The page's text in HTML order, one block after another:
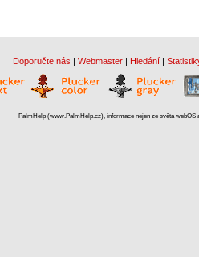
Doporučte nás | Webmaster | Hledání |
PalmHelp (www.PalmHelp.cz), informace nejen ze světa